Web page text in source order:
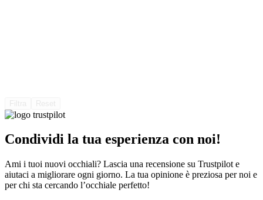
Condividi la tua esperienza con noi!
Ami i tuoi nuovi occhiali? Lascia una recensione su Trustpilot e
aiutaci a migliorare ogni giorno. La tua opinione è preziosa per noi e
per chi sta cercando l’occhiale perfetto!